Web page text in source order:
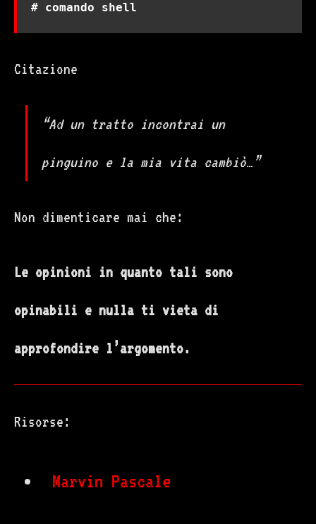
# comando shell
Citazione
“Ad un tratto incontrai un
pinguino e la mia vita cambiò…”
Non dimenticare mai che:
Le opinioni in quanto tali sono
opinabili e nulla ti vieta di
approfondire l’argomento.
Risorse:
Marvin Pascale